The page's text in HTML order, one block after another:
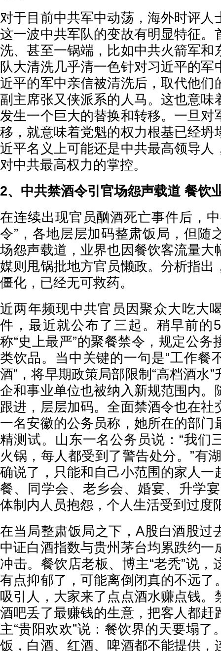
对于目前中共军中动荡，海外时评人
这一波中共军队的变故有明显特征。
洗、甚至一锅端，比如中共火箭军和
队大清洗几乎清一色针对习近平的军
近平的军中亲信被清洗后，取代他们
副主席张又侠派系的人马。这也意味
发生一个巨大的替换和转移。一旦对
移，就意味着党魁的权力根基已经坍
近平名义上可能还是中共最高领导人
对中共最高权力的掌控。
2、中共禁酒令引官场怨声载道 餐饮
在连续出现官员酗酒死亡事件后，
令”，各地层层加码整肃饭局，但随
场怨声载道，业界也因餐饮客流量大
媒则甩锅批地方官员懒政。分析指出
僵化，已经无可救药。
近两年频现中共官员因聚众大吃大
件，最近就公布了三起。稍早前的
称“史上最严”的聚餐禁令，规定公务
类饮品。当中关键的一句是“工作餐
酒”，将早期政策局部限制“高档酒水
企和事业单位也被纳入新规范围内。
跟进，层层加码。全面禁酒令也在社
一名安徽的公务员称，她所在的部门
精测试。山东一名公务员说：“我们
火锅，每人都受到了警告处分。”有
确说了，只能和自己小范围的家人一
餐、同学会、老乡会、婚宴、升学
体制内人员抱怨，个人生活受到过度
在当局整肃饭局之下，A股白酒股过
中证白酒指数与贵州茅台均累跌约一
冲击。餐饮店老板、博主“老秃”说，
有点抑郁了，可能离倒闭真的不远了
吸引人，大家来了点点酒水赚点钱。
酒吧丢了最赚钱的生意，把客人都赶
主“贵阳欢欢”说：餐饮界的天要塌了
饭，白酒、红酒、啤酒都不能提供，